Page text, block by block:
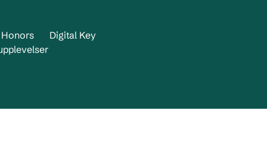
Digital Key